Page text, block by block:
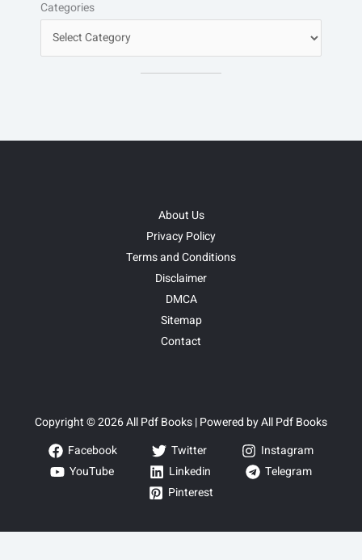
Categories
About Us
Privacy Policy
Terms and Conditions
Disclaimer
DMCA
Sitemap
Contact
Copyright © 2026 All Pdf Books | Powered by All Pdf Books
Facebook
Twitter
Instagram
YouTube
Linkedin
Telegram
Pinterest